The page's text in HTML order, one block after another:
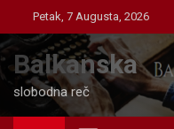
to
content
Petak, 7 Augusta, 2026
Balkanska
slobodna reč